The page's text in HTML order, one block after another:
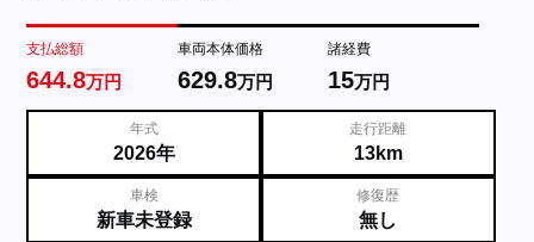
支払総額
644.8万円
車両本体価格
629.8万円
諸経費
15万円
年式
2026年
走行距離
13km
車検
新車未登録
修復歴
無し